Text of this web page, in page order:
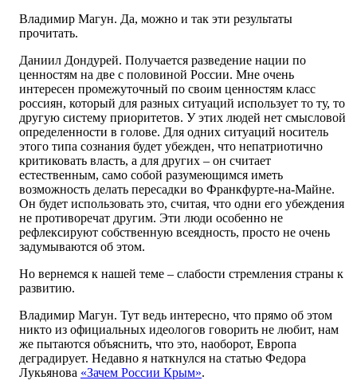
Владимир Магун. Да, можно и так эти результаты
прочитать.
Даниил Дондурей. Получается разведение нации по
ценностям на две с половиной России. Мне очень
интересен промежуточный по своим ценностям класс
россиян, который для разных ситуаций использует то ту, то
другую систему приоритетов. У этих людей нет смысловой
определенности в голове. Для одних ситуаций носитель
этого типа сознания будет убежден, что непатриотично
критиковать власть, а для других – он считает
естественным, само собой разумеющимся иметь
возможность делать пересадки во Франкфурте-на-Майне.
Он будет использовать это, считая, что одни его убеждения
не противоречат другим. Эти люди особенно не
рефлексируют собственную всеядность, просто не очень
задумываются об этом.
Но вернемся к нашей теме – слабости стремления страны к
развитию.
Владимир Магун. Тут ведь интересно, что прямо об этом
никто из официальных идеологов говорить не любит, нам
же пытаются объяснить, что это, наоборот, Европа
деградирует. Недавно я наткнулся на статью Федора
Лукьянова «Зачем России Крым».